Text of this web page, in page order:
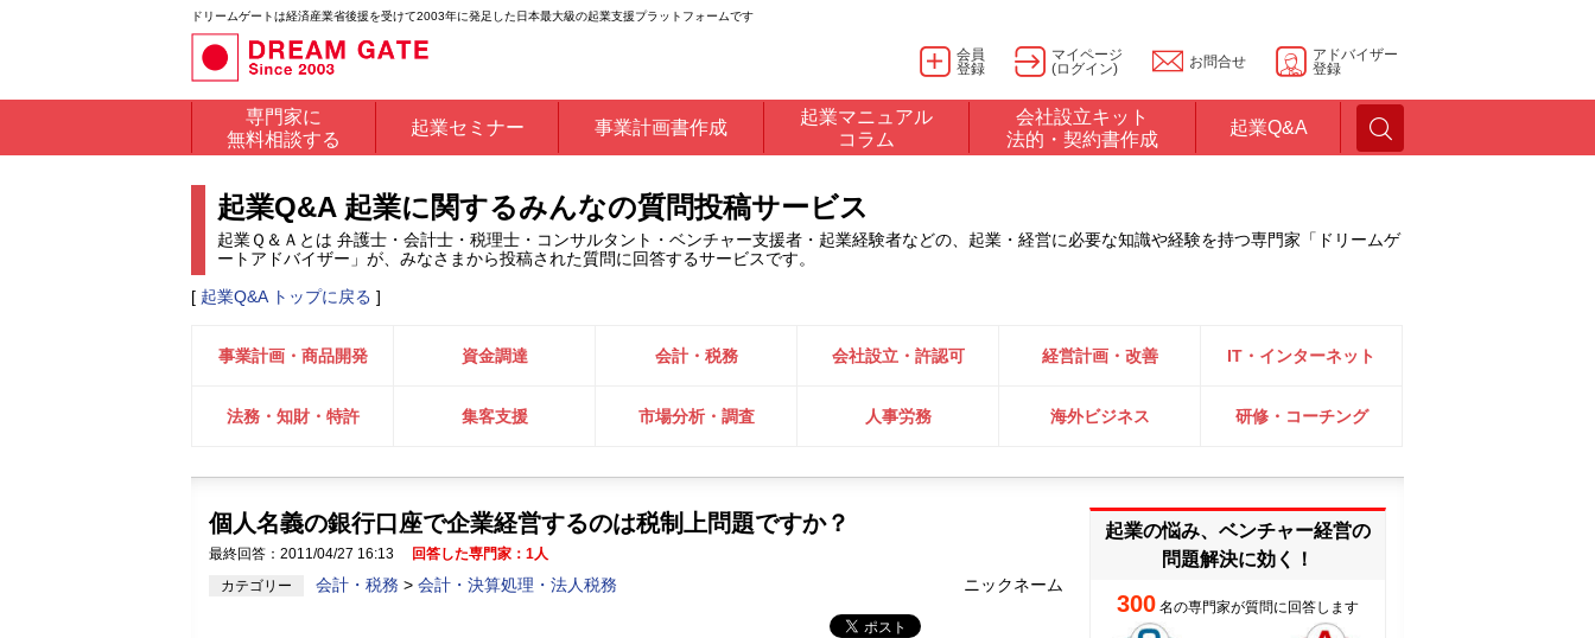
ドリームゲートは経済産業省後援を受けて2003年に発足した日本最大級の起業支援プラットフォームです
会員
登録
マイページ
(ログイン)
お問合せ
アドバイザー
登録
専門家に
無料相談する
起業セミナー 事業計画書作成
起業マニュアル
コラム
会社設立キット
法的・契約書作成
起業Q&A
起業Q&A 起業に関するみんなの質問投稿サービス
起業Ｑ＆Ａとは 弁護士・会計士・税理士・コンサルタント・ベンチャー支援者・起業経験者などの、起業・経営に必要な知識や経験を持つ専門家「ドリームゲ
ートアドバイザー」が、みなさまから投稿された質問に回答するサービスです。
[ 起業Q&A トップに戻る ]
事業計画・商品開発 資金調達 会計・税務 会社設立・許認可 経営計画・改善 IT・インターネット
法務・知財・特許 集客支援 市場分析・調査 人事労務 海外ビジネス 研修・コーチング
個人名義の銀行口座で企業経営するのは税制上問題ですか？
最終回答：2011/04/27 16:13
回答した専門家：1人
カテゴリー
会計・税務 > 会計・決算処理・法人税務 ニックネーム
起業の悩み、ベンチャー経営の
問題解決に効く！
300 名の専門家が質問に回答します